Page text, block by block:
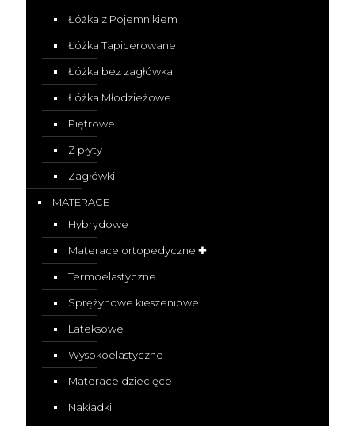
Łóżka z Pojemnikiem
Łóżka Tapicerowane
Łóżka bez zagłówka
Łóżka Młodzieżowe
Piętrowe
Z płyty
Zagłówki
MATERACE
Hybrydowe
Materace ortopedyczne ✚
Termoelastyczne
Sprężynowe kieszeniowe
Lateksowe
Wysokoelastyczne
Materace dziecięce
Nakładki